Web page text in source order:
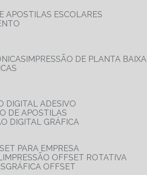
APOSTILAS ESCOLARES
IMPRESSÃO DE PLANTA BAIXA
DIGITAL ADESIVO
DE APOSTILAS
DIGITAL GRÁFICA
PARA EMPRESA
IMPRESSÃO OFFSET ROTATIVA
GRÁFICA OFFSET